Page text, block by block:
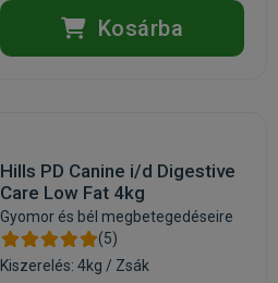
Kosárba
Hills PD Canine i/d Digestive
Care Low Fat 4kg
Gyomor és bél megbetegedéseire
(5)
Kiszerelés: 4kg / Zsák